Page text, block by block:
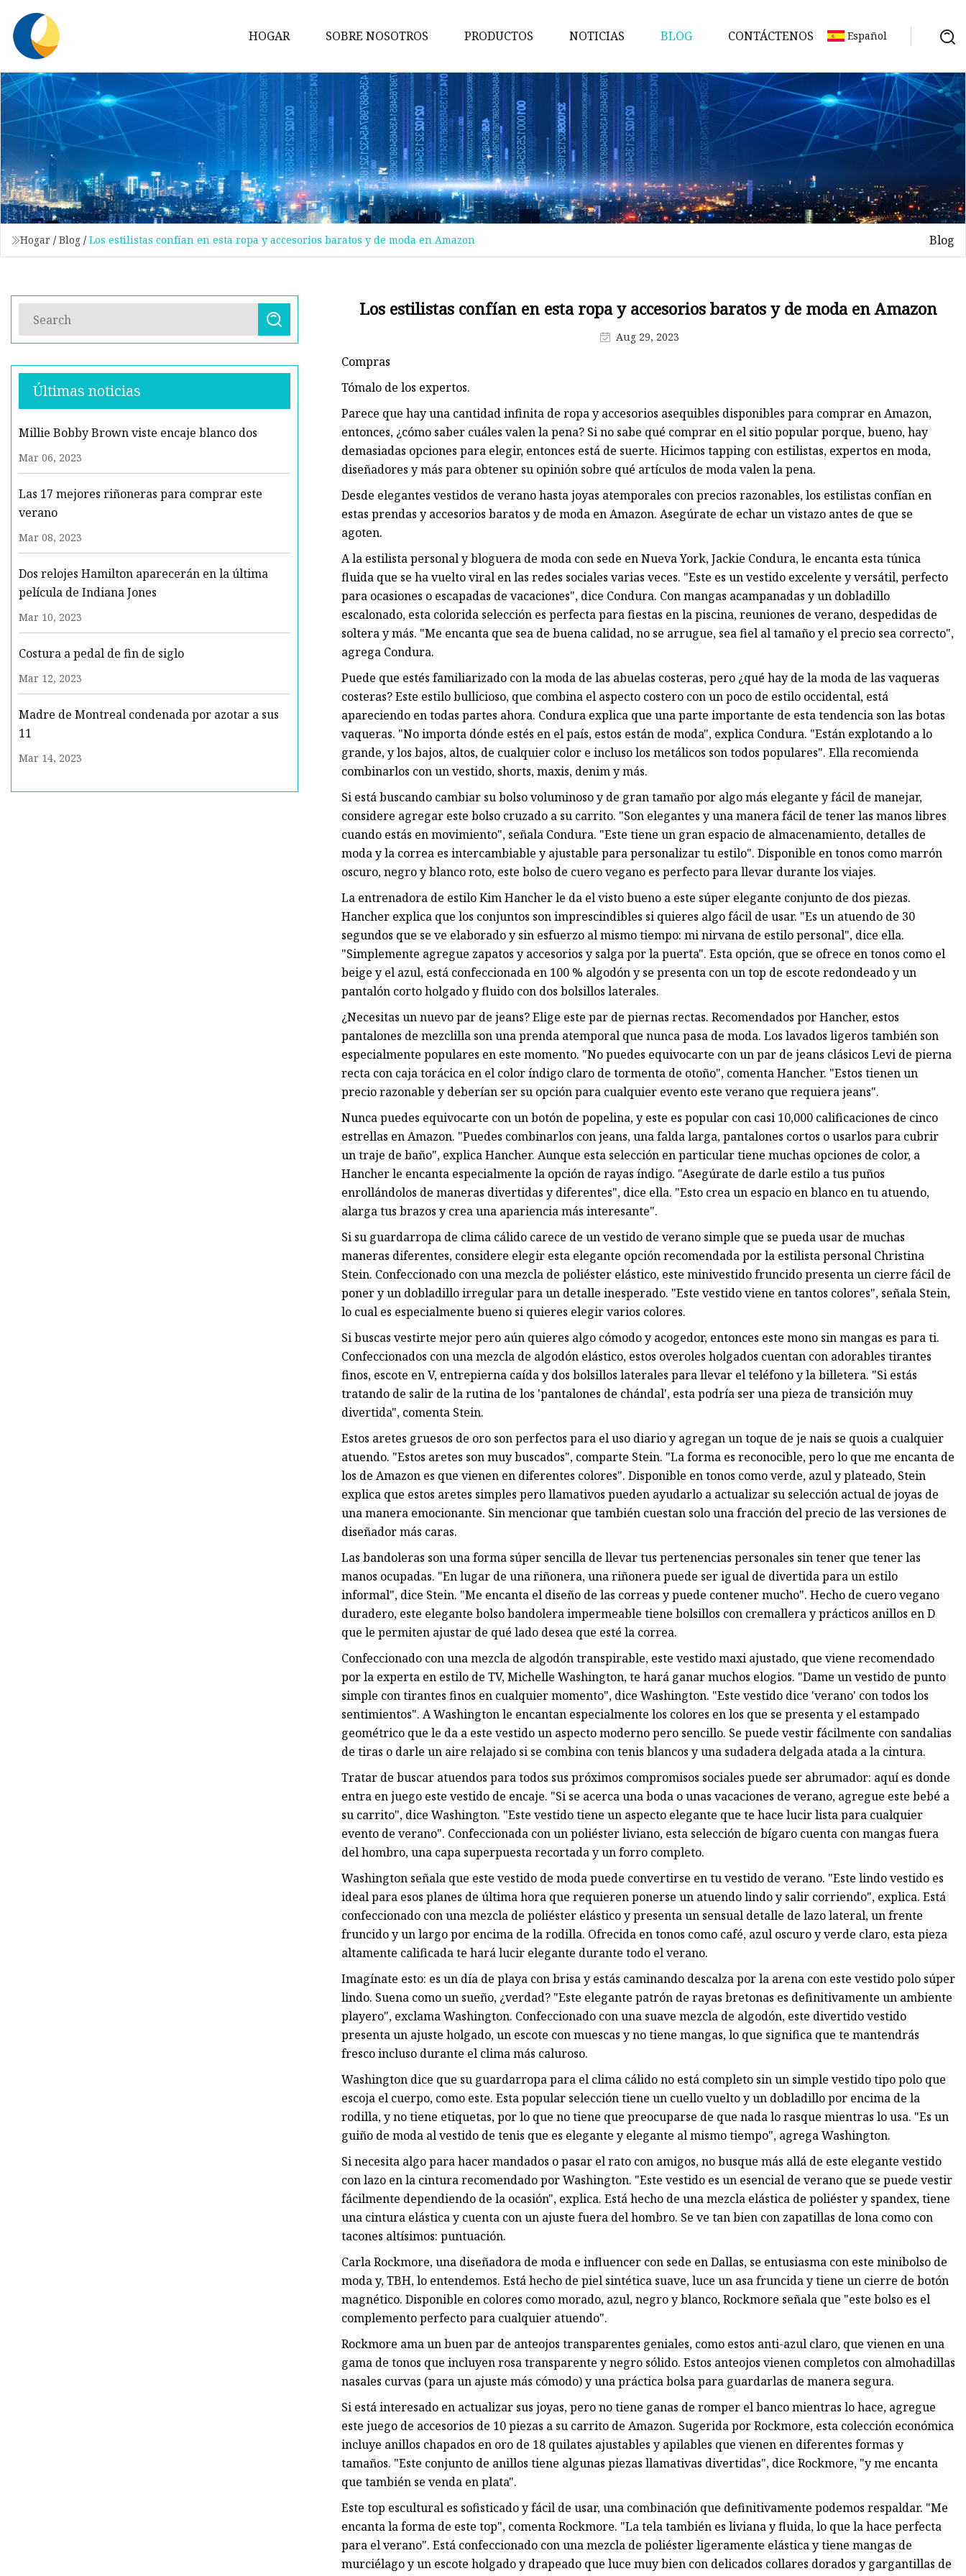
HOGAR SOBRE NOSOTROS PRODUCTOS
cinturón de mujer
cinturón de diamantes
Cinturón de perlas
Cinturón
Pretina
Cadena de la cintura
cinturón tipo cartera
Cinturón de 1-2 cm de ancho
cinturón táctico
Cinturón de 2-4 cm de ancho
NOTICIAS BLOG CONTÁCTENOS Español
Hogar / Blog / Los estilistas confían en esta ropa y accesorios baratos y de moda en Amazon Blog
Últimas noticias
Millie Bobby Brown viste encaje blanco dos
Mar 06, 2023
Las 17 mejores riñoneras para comprar este
verano
Mar 08, 2023
Dos relojes Hamilton aparecerán en la última
película de Indiana Jones
Mar 10, 2023
Costura a pedal de fin de siglo
Mar 12, 2023
Madre de Montreal condenada por azotar a sus
11
Mar 14, 2023
Los estilistas confían en esta ropa y accesorios baratos y de moda en Amazon
Aug 29, 2023
Compras
Tómalo de los expertos.
Parece que hay una cantidad infinita de ropa y accesorios asequibles disponibles para comprar en Amazon,
entonces, ¿cómo saber cuáles valen la pena? Si no sabe qué comprar en el sitio popular porque, bueno, hay
demasiadas opciones para elegir, entonces está de suerte. Hicimos tapping con estilistas, expertos en moda,
diseñadores y más para obtener su opinión sobre qué artículos de moda valen la pena.
Desde elegantes vestidos de verano hasta joyas atemporales con precios razonables, los estilistas confían en
estas prendas y accesorios baratos y de moda en Amazon. Asegúrate de echar un vistazo antes de que se
agoten.
A la estilista personal y bloguera de moda con sede en Nueva York, Jackie Condura, le encanta esta túnica
fluida que se ha vuelto viral en las redes sociales varias veces. "Este es un vestido excelente y versátil, perfecto
para ocasiones o escapadas de vacaciones", dice Condura. Con mangas acampanadas y un dobladillo
escalonado, esta colorida selección es perfecta para fiestas en la piscina, reuniones de verano, despedidas de
soltera y más. "Me encanta que sea de buena calidad, no se arrugue, sea fiel al tamaño y el precio sea correcto",
agrega Condura.
Puede que estés familiarizado con la moda de las abuelas costeras, pero ¿qué hay de la moda de las vaqueras
costeras? Este estilo bullicioso, que combina el aspecto costero con un poco de estilo occidental, está
apareciendo en todas partes ahora. Condura explica que una parte importante de esta tendencia son las botas
vaqueras. "No importa dónde estés en el país, estos están de moda", explica Condura. "Están explotando a lo
grande, y los bajos, altos, de cualquier color e incluso los metálicos son todos populares". Ella recomienda
combinarlos con un vestido, shorts, maxis, denim y más.
Si está buscando cambiar su bolso voluminoso y de gran tamaño por algo más elegante y fácil de manejar,
considere agregar este bolso cruzado a su carrito. "Son elegantes y una manera fácil de tener las manos libres
cuando estás en movimiento", señala Condura. "Este tiene un gran espacio de almacenamiento, detalles de
moda y la correa es intercambiable y ajustable para personalizar tu estilo". Disponible en tonos como marrón
oscuro, negro y blanco roto, este bolso de cuero vegano es perfecto para llevar durante los viajes.
La entrenadora de estilo Kim Hancher le da el visto bueno a este súper elegante conjunto de dos piezas.
Hancher explica que los conjuntos son imprescindibles si quieres algo fácil de usar. "Es un atuendo de 30
segundos que se ve elaborado y sin esfuerzo al mismo tiempo: mi nirvana de estilo personal", dice ella.
"Simplemente agregue zapatos y accesorios y salga por la puerta". Esta opción, que se ofrece en tonos como el
beige y el azul, está confeccionada en 100 % algodón y se presenta con un top de escote redondeado y un
pantalón corto holgado y fluido con dos bolsillos laterales.
¿Necesitas un nuevo par de jeans? Elige este par de piernas rectas. Recomendados por Hancher, estos
pantalones de mezclilla son una prenda atemporal que nunca pasa de moda. Los lavados ligeros también son
especialmente populares en este momento. "No puedes equivocarte con un par de jeans clásicos Levi de pierna
recta con caja torácica en el color índigo claro de tormenta de otoño", comenta Hancher. "Estos tienen un
precio razonable y deberían ser su opción para cualquier evento este verano que requiera jeans".
Nunca puedes equivocarte con un botón de popelina, y este es popular con casi 10,000 calificaciones de cinco
estrellas en Amazon. "Puedes combinarlos con jeans, una falda larga, pantalones cortos o usarlos para cubrir
un traje de baño", explica Hancher. Aunque esta selección en particular tiene muchas opciones de color, a
Hancher le encanta especialmente la opción de rayas índigo. "Asegúrate de darle estilo a tus puños
enrollándolos de maneras divertidas y diferentes", dice ella. "Esto crea un espacio en blanco en tu atuendo,
alarga tus brazos y crea una apariencia más interesante".
Si su guardarropa de clima cálido carece de un vestido de verano simple que se pueda usar de muchas
maneras diferentes, considere elegir esta elegante opción recomendada por la estilista personal Christina
Stein. Confeccionado con una mezcla de poliéster elástico, este minivestido fruncido presenta un cierre fácil de
poner y un dobladillo irregular para un detalle inesperado. "Este vestido viene en tantos colores", señala Stein,
lo cual es especialmente bueno si quieres elegir varios colores.
Si buscas vestirte mejor pero aún quieres algo cómodo y acogedor, entonces este mono sin mangas es para ti.
Confeccionados con una mezcla de algodón elástico, estos overoles holgados cuentan con adorables tirantes
finos, escote en V, entrepierna caída y dos bolsillos laterales para llevar el teléfono y la billetera. "Si estás
tratando de salir de la rutina de los 'pantalones de chándal', esta podría ser una pieza de transición muy
divertida", comenta Stein.
Estos aretes gruesos de oro son perfectos para el uso diario y agregan un toque de je nais se quois a cualquier
atuendo. "Estos aretes son muy buscados", comparte Stein. "La forma es reconocible, pero lo que me encanta de
los de Amazon es que vienen en diferentes colores". Disponible en tonos como verde, azul y plateado, Stein
explica que estos aretes simples pero llamativos pueden ayudarlo a actualizar su selección actual de joyas de
una manera emocionante. Sin mencionar que también cuestan solo una fracción del precio de las versiones de
diseñador más caras.
Las bandoleras son una forma súper sencilla de llevar tus pertenencias personales sin tener que tener las
manos ocupadas. "En lugar de una riñonera, una riñonera puede ser igual de divertida para un estilo
informal", dice Stein. "Me encanta el diseño de las correas y puede contener mucho". Hecho de cuero vegano
duradero, este elegante bolso bandolera impermeable tiene bolsillos con cremallera y prácticos anillos en D
que le permiten ajustar de qué lado desea que esté la correa.
Confeccionado con una mezcla de algodón transpirable, este vestido maxi ajustado, que viene recomendado
por la experta en estilo de TV, Michelle Washington, te hará ganar muchos elogios. "Dame un vestido de punto
simple con tirantes finos en cualquier momento", dice Washington. "Este vestido dice 'verano' con todos los
sentimientos". A Washington le encantan especialmente los colores en los que se presenta y el estampado
geométrico que le da a este vestido un aspecto moderno pero sencillo. Se puede vestir fácilmente con sandalias
de tiras o darle un aire relajado si se combina con tenis blancos y una sudadera delgada atada a la cintura.
Tratar de buscar atuendos para todos sus próximos compromisos sociales puede ser abrumador: aquí es donde
entra en juego este vestido de encaje. "Si se acerca una boda o unas vacaciones de verano, agregue este bebé a
su carrito", dice Washington. "Este vestido tiene un aspecto elegante que te hace lucir lista para cualquier
evento de verano". Confeccionada con un poliéster liviano, esta selección de bígaro cuenta con mangas fuera
del hombro, una capa superpuesta recortada y un forro completo.
Washington señala que este vestido de moda puede convertirse en tu vestido de verano. "Este lindo vestido es
ideal para esos planes de última hora que requieren ponerse un atuendo lindo y salir corriendo", explica. Está
confeccionado con una mezcla de poliéster elástico y presenta un sensual detalle de lazo lateral, un frente
fruncido y un largo por encima de la rodilla. Ofrecida en tonos como café, azul oscuro y verde claro, esta pieza
altamente calificada te hará lucir elegante durante todo el verano.
Imagínate esto: es un día de playa con brisa y estás caminando descalza por la arena con este vestido polo súper
lindo. Suena como un sueño, ¿verdad? "Este elegante patrón de rayas bretonas es definitivamente un ambiente
playero", exclama Washington. Confeccionado con una suave mezcla de algodón, este divertido vestido
presenta un ajuste holgado, un escote con muescas y no tiene mangas, lo que significa que te mantendrás
fresco incluso durante el clima más caluroso.
Washington dice que su guardarropa para el clima cálido no está completo sin un simple vestido tipo polo que
escoja el cuerpo, como este. Esta popular selección tiene un cuello vuelto y un dobladillo por encima de la
rodilla, y no tiene etiquetas, por lo que no tiene que preocuparse de que nada lo rasque mientras lo usa. "Es un
guiño de moda al vestido de tenis que es elegante y elegante al mismo tiempo", agrega Washington.
Si necesita algo para hacer mandados o pasar el rato con amigos, no busque más allá de este elegante vestido
con lazo en la cintura recomendado por Washington. "Este vestido es un esencial de verano que se puede vestir
fácilmente dependiendo de la ocasión", explica. Está hecho de una mezcla elástica de poliéster y spandex, tiene
una cintura elástica y cuenta con un ajuste fuera del hombro. Se ve tan bien con zapatillas de lona como con
tacones altísimos: puntuación.
Carla Rockmore, una diseñadora de moda e influencer con sede en Dallas, se entusiasma con este minibolso de
moda y, TBH, lo entendemos. Está hecho de piel sintética suave, luce un asa fruncida y tiene un cierre de botón
magnético. Disponible en colores como morado, azul, negro y blanco, Rockmore señala que "este bolso es el
complemento perfecto para cualquier atuendo".
Rockmore ama un buen par de anteojos transparentes geniales, como estos anti-azul claro, que vienen en una
gama de tonos que incluyen rosa transparente y negro sólido. Estos anteojos vienen completos con almohadillas
nasales curvas (para un ajuste más cómodo) y una práctica bolsa para guardarlas de manera segura.
Si está interesado en actualizar sus joyas, pero no tiene ganas de romper el banco mientras lo hace, agregue
este juego de accesorios de 10 piezas a su carrito de Amazon. Sugerida por Rockmore, esta colección económica
incluye anillos chapados en oro de 18 quilates ajustables y apilables que vienen en diferentes formas y
tamaños. "Este conjunto de anillos tiene algunas piezas llamativas divertidas", dice Rockmore, "y me encanta
que también se venda en plata".
Este top escultural es sofisticado y fácil de usar, una combinación que definitivamente podemos respaldar. "Me
encanta la forma de este top", comenta Rockmore. "La tela también es liviana y fluida, lo que la hace perfecta
para el verano". Está confeccionado con una mezcla de poliéster ligeramente elástica y tiene mangas de
murciélago y un escote holgado y drapeado que luce muy bien con delicados collares dorados y gargantillas de